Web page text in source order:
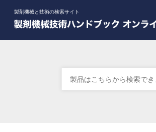
製剤機械と技術の検索サイト